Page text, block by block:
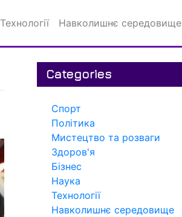
Технології Навколишнє середовище
Categories
Спорт
Політика
Мистецтво та розваги
Здоров'я
Бізнес
Наука
Технології
Навколишнє середовище